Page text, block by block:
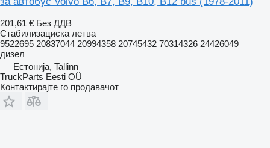
201,61 € Без ДДВ
Стабилизациска летва
9522695 20837044 20994358 20745432 70314326 24426049
дизел
Естонија, Tallinn
TruckParts Eesti OÜ
Контактирајте го продавачот